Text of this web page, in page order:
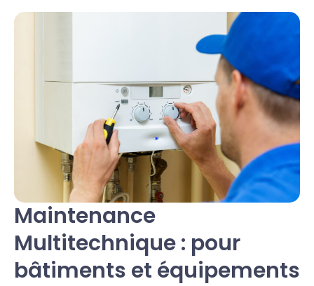
Maintenance
Multitechnique : pour
bâtiments et équipements